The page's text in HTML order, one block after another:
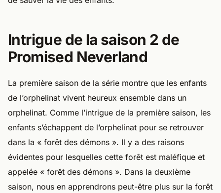
Intrigue de la saison 2 de
Promised Neverland
La première saison de la série montre que les enfants
de l’orphelinat vivent heureux ensemble dans un
orphelinat. Comme l’intrigue de la première saison, les
enfants s’échappent de l’orphelinat pour se retrouver
dans la « forêt des démons ». Il y a des raisons
évidentes pour lesquelles cette forêt est maléfique et
appelée « forêt des démons ». Dans la deuxième
saison, nous en apprendrons peut-être plus sur la forêt